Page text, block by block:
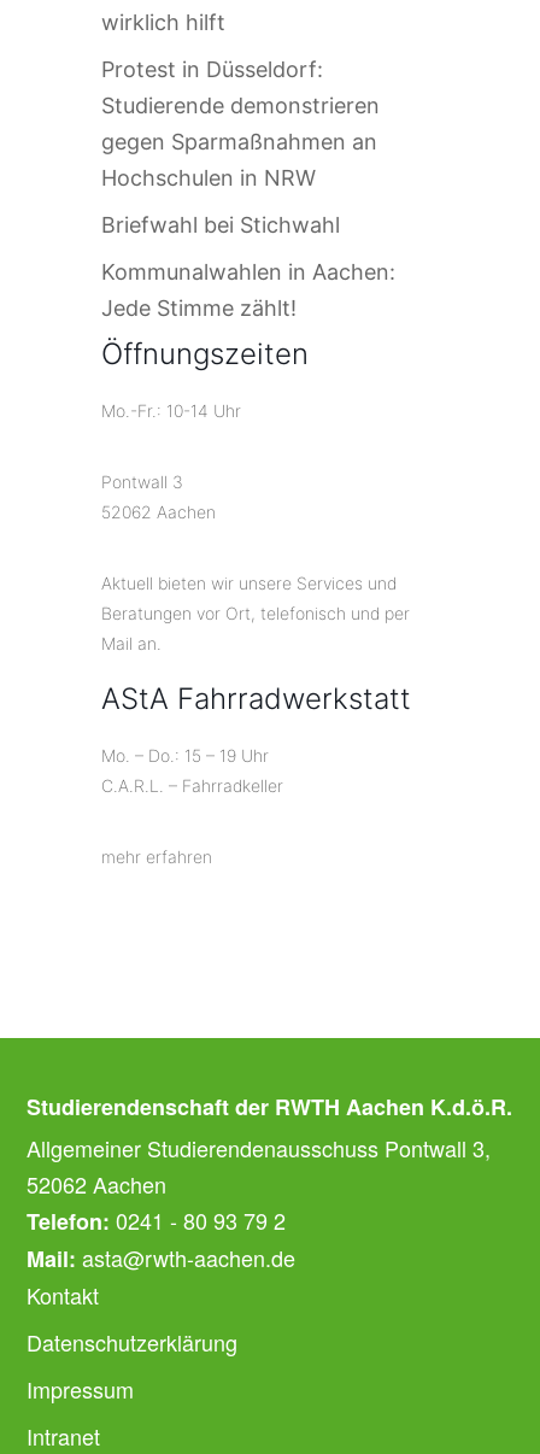
wirklich hilft
Protest in Düsseldorf:
Studierende demonstrieren
gegen Sparmaßnahmen an
Hochschulen in NRW
Briefwahl bei Stichwahl
Kommunalwahlen in Aachen:
Jede Stimme zählt!
Öffnungszeiten
Mo.-Fr.: 10-14 Uhr
Pontwall 3
52062 Aachen
Aktuell bieten wir unsere Services und
Beratungen vor Ort, telefonisch und per
Mail an.
AStA Fahrradwerkstatt
Mo. – Do.: 15 – 19 Uhr
C.A.R.L. – Fahrradkeller
mehr erfahren
Studierendenschaft der RWTH Aachen K.d.ö.R.
Allgemeiner Studierendenausschuss Pontwall 3,
52062 Aachen
Telefon: 0241 - 80 93 79 2
Mail: asta@rwth-aachen.de
Kontakt
Datenschutzerklärung
Impressum
Intranet